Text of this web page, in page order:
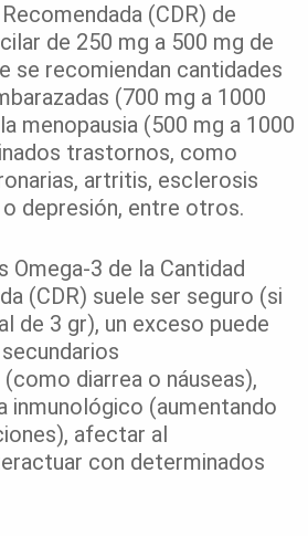
(CDR) de
de 250 mg a 500 mg de
se recomiendan cantidades
(700 mg a 1000
menopausia (500 mg a 1000
trastornos, como
artritis, esclerosis
depresión, entre otros.
Omega-3 de la Cantidad
(CDR) suele ser seguro (si
de 3 gr), un exceso puede
diarrea o náuseas),
inmunológico (aumentando
afectar al
con determinados